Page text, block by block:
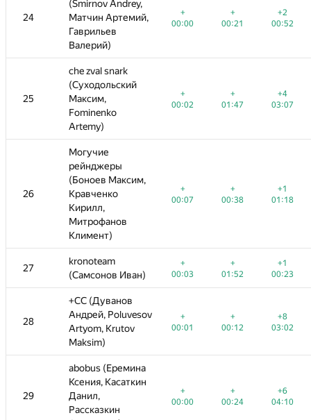
24
(Smirnov Andrey,
Матчин Артемий,
Гаврильев
Валерий)
+
00:00
+
00:21
+2
00:52
25
che zval snark
(Суходольский
Максим,
Fominenko
Artemy)
+
00:02
+
01:47
+4
03:07
26
Могучие
рейнджеры
(Боноев Максим,
Кравченко
Кирилл,
Митрофанов
Климент)
+
00:07
+
00:38
+1
01:18
27
kronoteam
(Самсонов Иван)
+
00:03
+
01:52
+1
00:23
28
+CC (Дуванов
Андрей, Poluvesov
Artyom, Krutov
Maksim)
+
00:01
+
00:12
+8
03:02
29
abobus (Еремина
Ксения, Касаткин
Данил,
Рассказкин
+
00:00
+
00:24
+6
04:10
+
00:00
00:21
00:52
—
−3
04:58
+2
03:30
+
00:02
01:47
−1
04:45
−1
04:45
+1
01:40
+
00:07
00:38
— —
+
02:00
+
00:03
+
01:52
00:23
—
−1
01:18
+2
04:07
+
00:01
+
00:12
+8
03:02
— —
+
02:20
+
00:00
00:24
— —
+3
02:34
24
(Smirnov Andrey,
Матчин Артемий,
Гаврильев
Валерий)
+
00:00
+
00:21
+2
00:52
25
che zval snark
(Суходольский
Максим,
Fominenko
Artemy)
+
00:02
+
01:47
+4
03:07
26
Могучие
рейнджеры
(Боноев Максим,
Кравченко
Кирилл,
Митрофанов
Климент)
+
00:07
+
00:38
+1
01:18
27
kronoteam
(Самсонов Иван)
+
00:03
+
01:52
+1
00:23
28
+CC (Дуванов
Андрей, Poluvesov
Artyom, Krutov
Maksim)
+
00:01
+
00:12
+8
03:02
29
abobus (Еремина
Ксения, Касаткин
Данил,
Рассказкин
+
00:00
+
00:24
+6
04:10